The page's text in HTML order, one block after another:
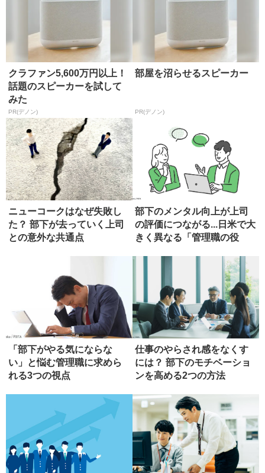
クラファン5,600万円以上！
話題のスピーカーを試して
みた
PR(デノン)
部屋を沼らせるスピーカー
PR(デノン)
ニューコークはなぜ失敗し
た？ 部下が去っていく上司
との意外な共通点
部下のメンタル向上が上司
の評価につながる...日米で大
きく異なる「管理職の役
「部下がやる気にならな
い」と悩む管理職に求めら
れる3つの視点
仕事のやらされ感をなくす
には？ 部下のモチベーショ
ンを高める2つの方法